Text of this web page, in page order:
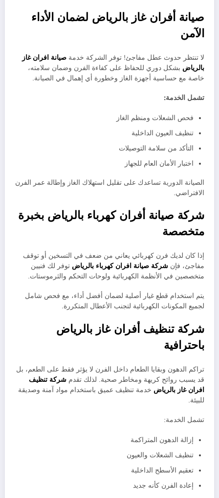
صيانة أفران غاز بالرياض لضمان الأداء
الآمن
لا تنتظر حدوث عطل مفاجئ! توفر الشركة خدمة صيانة افران غاز
بالرياض بشكل دوري للحفاظ على كفاءة الفرن وضمان سلامته،
خاصة مع حساسية أجهزة الغاز وخطورة أي إهمال في الصيانة.
تشمل الخدمة:
فحص الشعلات ومنظم الغاز
تنظيف العيون الداخلية
التأكد من سلامة التوصيلات
اختبار الأمان العام للجهاز
الصيانة الدورية تساعدك على تقليل استهلاك الغاز وإطالة عمر الفرن
الافتراضي.
شركة صيانة أفران كهرباء بالرياض بخبرة
متخصصة
إذا كان لديك فرن كهربائي يعاني من ضعف في التسخين أو توقف
مفاجئ، فإن شركة صيانة افران كهرباء بالرياض توفر لك فنيين
متخصصين في الأنظمة الكهربائية ولوحات التحكم والثرموستات.
يتم استخدام قطع غيار أصلية لضمان أفضل أداء، مع فحص شامل
لجميع المكونات الكهربائية لتجنب الأعطال المتكررة.
شركة تنظيف أفران غاز بالرياض
باحترافية
تراكم الدهون وبقايا الطعام داخل الفرن لا يؤثر فقط على الطعم، بل
قد يسبب روائح كريهة ومخاطر صحية. لذلك تقدم شركة تنظيف
افران غاز بالرياض خدمة تنظيف عميق باستخدام مواد آمنة وصديقة
للبيئة.
تشمل الخدمة:
إزالة الدهون المتراكمة
تنظيف الشعلات والعيون
تعقيم الأسطح الداخلية
إعادة الفرن كأنه جديد